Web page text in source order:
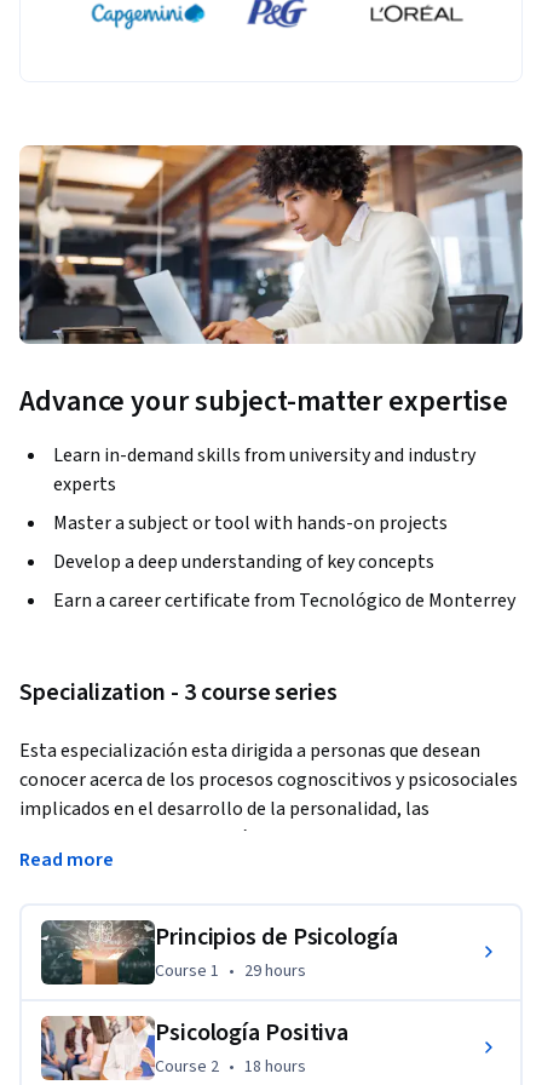
Advance your subject-matter expertise
Learn in-demand skills from university and industry
experts
Master a subject or tool with hands-on projects
Develop a deep understanding of key concepts
Earn a career certificate from Tecnológico de Monterrey
Specialization - 3 course series
Esta especialización esta dirigida a personas que desean
conocer acerca de los procesos cognoscitivos y psicosociales
implicados en el desarrollo de la personalidad, las
aplicaciones de la Psicología Positiva para el bienestar
emocional y los factores psicosociales en el proceso de salud
Read more
Principios de Psicología
Course 1 29 hours
Course 1 • 29 hours
Psicología Positiva
Course 2, 18 hours
Course 2 • 18 hours